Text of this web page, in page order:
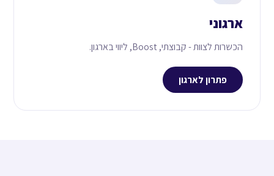
ארגוני
הכשרות לצוות - קבוצתי, Boost, ליווי בארגון.
פתרון לארגון